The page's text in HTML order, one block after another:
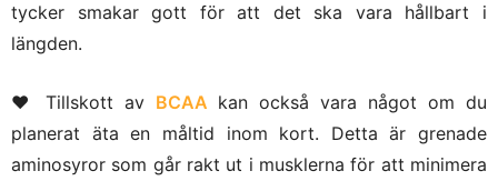
tycker smakar gott för att det ska vara hållbart i
längden.
♥ Tillskott av BCAA kan också vara något om du
planerat äta en måltid inom kort. Detta är grenade
aminosyror som går rakt ut i musklerna för att minimera